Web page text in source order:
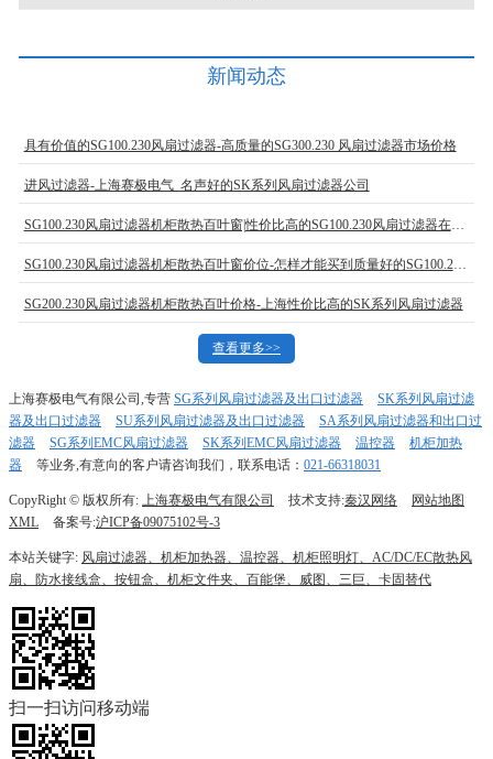
新闻动态
具有价值的SG100.230风扇过滤器-高质量的SG300.230 风扇过滤器市场价格
进风过滤器-上海赛极电气_名声好的SK系列风扇过滤器公司
SG100.230风扇过滤器机柜散热百叶窗|性价比高的SG100.230风扇过滤器在上海哪里可以买到
SG100.230风扇过滤器机柜散热百叶窗价位-怎样才能买到质量好的SG100.230风扇过滤器
SG200.230风扇过滤器机柜散热百叶价格-上海性价比高的SK系列风扇过滤器
查看更多>>
上海赛极电气有限公司,专营 SG系列风扇过滤器及出口过滤器
SK系列风扇过滤
器及出口过滤器
SU系列风扇过滤器及出口过滤器
SA系列风扇过滤器和出口过
滤器
SG系列EMC风扇过滤器 SK系列EMC风扇过滤器 温控器
机柜加热
器
等业务,有意向的客户请咨询我们，联系电话： 021-66318031
CopyRight © 版权所有: 上海赛极电气有限公司 技术支持:秦汉网络
网站地图
XML
备案号:沪ICP备09075102号-3
本站关键字: 风扇过滤器、机柜加热器、温控器、机柜照明灯、AC/DC/EC散热风
扇、防水接线盒、按钮盒、机柜文件夹、百能堡、威图、三巨、卡固替代
扫一扫访问移动端